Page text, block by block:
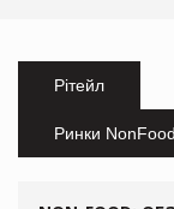
Рітейл
Ринки NonFood